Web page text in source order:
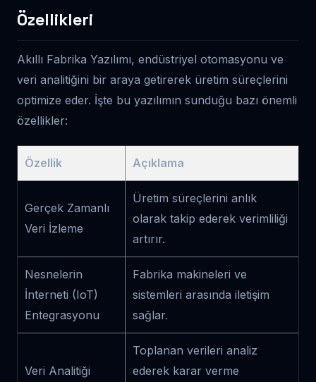
Özellikleri
Akıllı Fabrika Yazılımı, endüstriyel otomasyonu ve
veri analitiğini bir araya getirerek üretim süreçlerini
optimize eder. İşte bu yazılımın sunduğu bazı önemli
özellikler:
Özellik Açıklama
Gerçek Zamanlı
Veri İzleme
Üretim süreçlerini anlık
olarak takip ederek verimliliği
artırır.
Nesnelerin
İnterneti (IoT)
Entegrasyonu
Fabrika makineleri ve
sistemleri arasında iletişim
sağlar.
Veri Analitiği
Toplanan verileri analiz
ederek karar verme